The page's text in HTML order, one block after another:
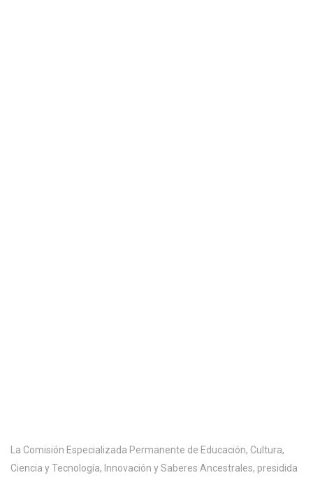
La Comisión Especializada Permanente de Educación, Cultura,
Ciencia y Tecnología, Innovación y Saberes Ancestrales, presidida